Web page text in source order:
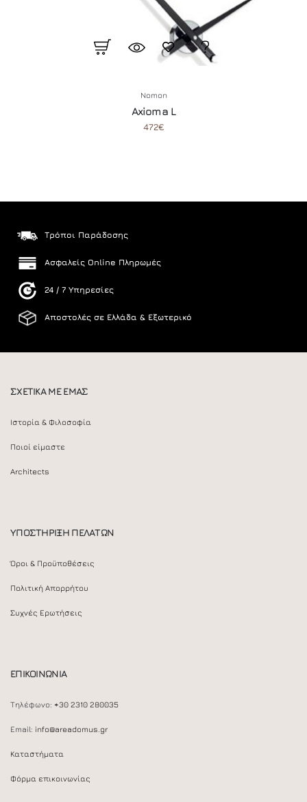
Nomon
Axioma L
472€
Τρόποι Παράδοσης
Ασφαλείς Online Πληρωμές
24 / 7 Υπηρεσίες
Αποστολές σε Ελλάδα & Εξωτερικό
ΣΧΕΤΙΚΑ ΜΕ ΕΜΑΣ
Ιστορία & Φιλοσοφία
Ποιοί είμαστε
Architects
ΥΠΟΣΤΗΡΙΞΗ ΠΕΛΑΤΩΝ
Όροι & Προϋποθέσεις
Πολιτική Απορρήτου
Συχνές Ερωτήσεις
ΕΠΙΚΟΙΝΩΝΙΑ
Τηλέφωνο: +30 2310 280035
Email: info@areadomus.gr
Καταστήματα
Φόρμα επικοινωνίας